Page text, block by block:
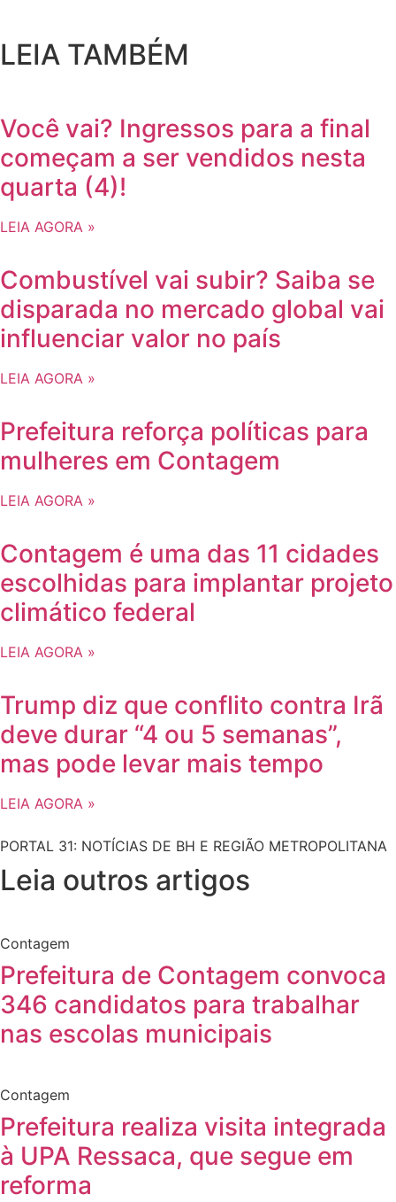
LEIA TAMBÉM
Você vai? Ingressos para a final
começam a ser vendidos nesta
quarta (4)!
LEIA AGORA »
Combustível vai subir? Saiba se
disparada no mercado global vai
influenciar valor no país
LEIA AGORA »
Prefeitura reforça políticas para
mulheres em Contagem
LEIA AGORA »
Contagem é uma das 11 cidades
escolhidas para implantar projeto
climático federal
LEIA AGORA »
Trump diz que conflito contra Irã
deve durar “4 ou 5 semanas”,
mas pode levar mais tempo
LEIA AGORA »
PORTAL 31: NOTÍCIAS DE BH E REGIÃO METROPOLITANA
Leia outros artigos
Contagem
Prefeitura de Contagem convoca
346 candidatos para trabalhar
nas escolas municipais
Contagem
Prefeitura realiza visita integrada
à UPA Ressaca, que segue em
reforma